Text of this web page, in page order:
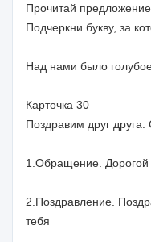
Прочитай предложение.
Подчеркни букву, за
Над нами было
Карточка 30
Поздравим друг друга.
1.Обращение.
2.Поздравление.